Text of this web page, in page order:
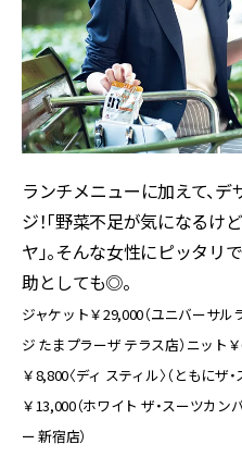
ランチメニューに加えて、
ジ！「野菜不足が気になるけ
ヤ」。そんな女性にピッタリ
助としても◎。
ジャケット￥29,000（ユニバーサ
ジ たまプラーザ テラス店）ニット
￥8,800〈ディ スティル〉（ともに
￥13,000（ホワイト ザ・スーツカ
ー 新宿店）